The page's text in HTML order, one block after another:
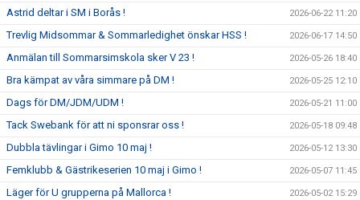
Astrid deltar i SM i Borås ! 2026-06-22 11:20
Trevlig Midsommar & Sommarledighet önskar HSS ! 2026-06-17 14:50
Anmälan till Sommarsimskola sker V 23 ! 2026-05-26 18:40
Bra kämpat av våra simmare på DM ! 2026-05-25 12:10
Dags för DM/JDM/UDM ! 2026-05-21 11:00
Tack Swebank för att ni sponsrar oss ! 2026-05-18 09:48
Dubbla tävlingar i Gimo 10 maj ! 2026-05-12 13:30
Femklubb & Gästrikeserien 10 maj i Gimo ! 2026-05-07 11:45
Läger för U grupperna på Mallorca ! 2026-05-02 15:29